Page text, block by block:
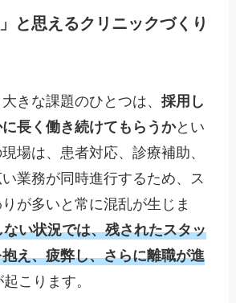
と思えるクリニックづくり
きな課題のひとつは、採用し
長く働き続けてもらうかとい
場は、患者対応、診療補助、
業務が同時進行するため、ス
が多いと常に混乱が生じま
い状況では、残されたスタッ
え、疲弊し、さらに離職が進
起こります。